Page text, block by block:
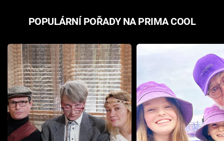
POPULÁRNÍ POŘADY NA PRIMA COOL